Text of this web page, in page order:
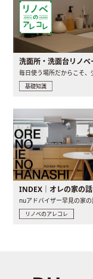
基礎知識
INDEX｜オレの家の話
リノベのアレコレ